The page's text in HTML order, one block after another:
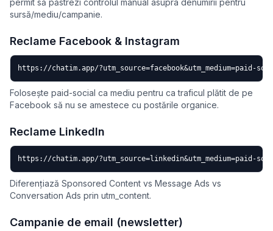
permit să păstrezi controlul manual asupra denumirii pentru
sursă/mediu/campanie.
Reclame Facebook & Instagram
https://chatim.app/?utm_source=facebook&utm_medium=paid-
Folosește paid-social ca mediu pentru ca traficul plătit de pe
Facebook să nu se amestece cu postările organice.
Reclame LinkedIn
https://chatim.app/?utm_source=linkedin&utm_medium=paid-
Diferențiază Sponsored Content vs Message Ads vs
Conversation Ads prin utm_content.
Campanie de email (newsletter)